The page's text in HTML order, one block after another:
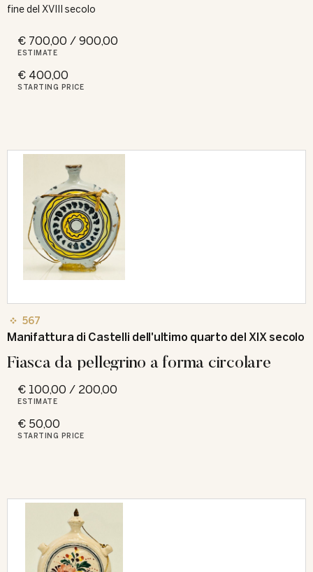
fine del XVIII secolo
€ 700,00 / 900,00
ESTIMATE
€ 400,00
STARTING PRICE
567
Manifattura di Castelli dell'ultimo quarto del XIX secolo
Fiasca da pellegrino a forma circolare
€ 100,00 / 200,00
ESTIMATE
€ 50,00
STARTING PRICE